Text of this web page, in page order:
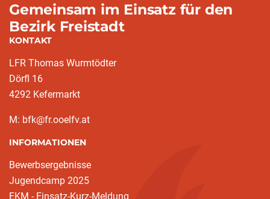
Gemeinsam im Einsatz für den
Bezirk Freistadt
KONTAKT
LFR Thomas Wurmtödter
Dörfl 16
4292 Kefermarkt
M: bfk@fr.ooelfv.at
INFORMATIONEN
Bewerbsergebnisse
Jugendcamp 2025
EKM - Einsatz-Kurz-Meldung